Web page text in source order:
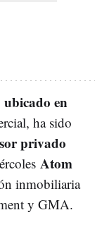
ubicado en
ha sido
privado
Atom
inmobiliaria
y GMA.